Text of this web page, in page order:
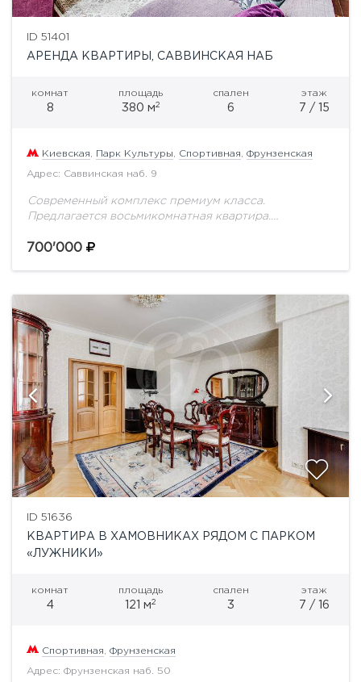
ID 51401
АРЕНДА КВАРТИРЫ, САВВИНСКАЯ НАБ
комнат
8
площадь
380 м2
спален
6
этаж
7 / 15
Киевская Парк Культуры Спортивная Фрунзенская
Адрес: Саввинская наб. 9
Современный комплекс премиум класса.
Предлагается восьмикомнатная квартира.
санузла, лоджия, три гардеробные. Пол: паркет,
700'000
ID 51636
КВАРТИРА В ХАМОВНИКАХ РЯДОМ С ПАРКОМ
«ЛУЖНИКИ»
комнат
4
площадь
121 м2
спален
3
этаж
7 / 16
Спортивная Фрунзенская
Адрес: Фрунзенская наб. 50